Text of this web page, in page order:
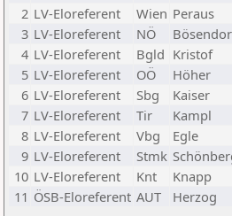
2 LV-Eloreferent Wien Peraus
3 LV-Eloreferent NÖ
4 LV-Eloreferent Bgld Kristof
5 LV-Eloreferent OÖ Höher
6 LV-Eloreferent Sbg Kaiser
7 LV-Eloreferent Tir Kampl
8 LV-Eloreferent Vbg Egle
9 LV-Eloreferent Stmk
10 LV-Eloreferent Knt Knapp
11 ÖSB-Eloreferent AUT Herzog